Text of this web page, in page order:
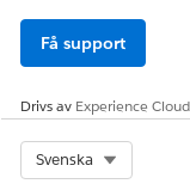
Få support
Drivs av Experience Cloud
Svenska